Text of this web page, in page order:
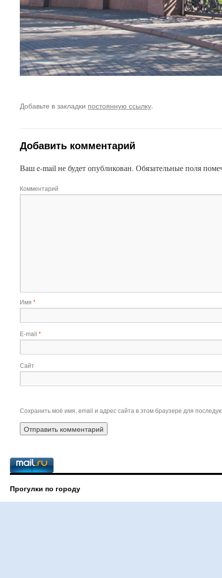
Добавьте в закладки постоянную ссылку.
Добавить комментарий
Ваш e-mail не будет опубликован. Обязательные поля
Комментарий
Имя *
E-mail *
Сайт
Сохранить моё имя, email и адрес сайта в этом браузере для
Прогулки по городу